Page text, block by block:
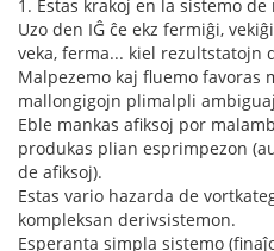
1. Estas krakoj en la sistemo
Uzo den IĜ ĉe ekz fermiĝi,
veka, ferma... kiel rezultstatojn
Malpezemo kaj fluemo favoras
mallongigojn plimalpli
Eble mankas afiksoj por
produkas plian esprimpezon
de afiksoj).
Estas vario hazarda de
kompleksan derivsistemon.
Esperanta simpla sistemo